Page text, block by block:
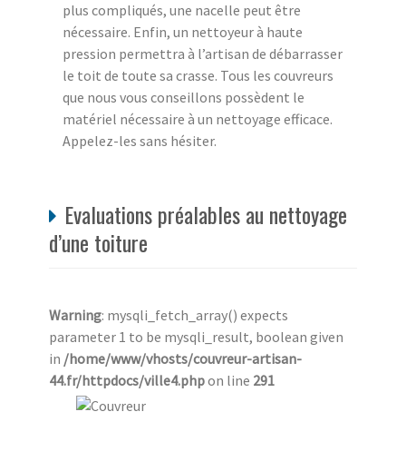
plus compliqués, une nacelle peut être
nécessaire. Enfin, un nettoyeur à haute
pression permettra à l’artisan de débarrasser
le toit de toute sa crasse. Tous les couvreurs
que nous vous conseillons possèdent le
matériel nécessaire à un nettoyage efficace.
Appelez-les sans hésiter.
Evaluations préalables au nettoyage
d’une toiture
Warning: mysqli_fetch_array() expects
parameter 1 to be mysqli_result, boolean given
in /home/www/vhosts/couvreur-artisan-
44.fr/httpdocs/ville4.phpon line 291